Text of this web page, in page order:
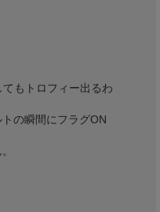
もトロフィー出るわ
の瞬間にフラグON